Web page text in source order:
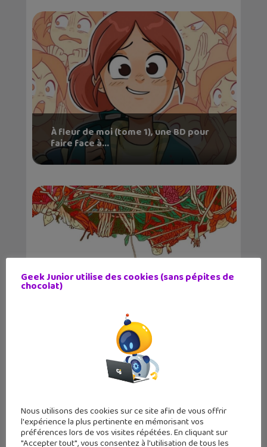
À fleur de moi (tome 1), une BD pour
faire face à...
Geek Junior utilise des cookies (sans pépites de
chocolat)
Nous utilisons des cookies sur ce site afin de vous offrir
l'expérience la plus pertinente en mémorisant vos
préférences lors de vos visites répétées. En cliquant sur
"Accepter tout", vous consentez à l'utilisation de tous les